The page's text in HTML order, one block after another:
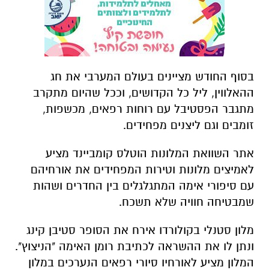
בסוף החודש מציינים בעולם המערבי את חג
ההאלווין, ליל כל הקדושים, וככל שהיום מתקרב
מתגבר הפסטיבל עם רוחות רפאים, מכשפות,
זומבים וגם ליצנים מפחידים.
אתר השוואת המלונות הוטלס קומביינד מציע
לאמיצים מלונות וטירות המפחידים את אורחיהם
עם סיפורי אימה המתגלגלים בין החדרים ושהות
שמבטיחה חוויה שלא תשכח.
מלון סטנלי בקולורדו אירח את הסופר סטיבן קינג
ונתן לו את ההשראה לכתיבת רומן האימה "הניצוץ".
המלון מציע לאורחיו סיורי רפאים הנערכים במלון